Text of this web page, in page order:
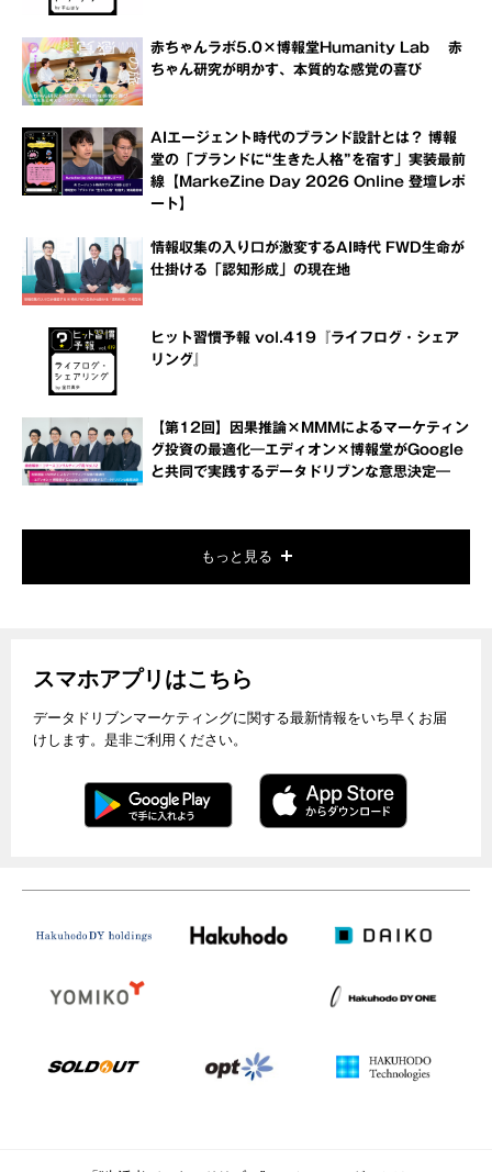
赤ちゃんラボ5.0×博報堂Humanity Lab 赤
ちゃん研究が明かす、本質的な感覚の喜び
AIエージェント時代のブランド設計とは？ 博報
堂の「ブランドに“生きた人格”を宿す」実装最前
線【MarkeZine Day 2026 Online 登壇レポ
ート】
情報収集の入り口が激変するAI時代 FWD生命が
仕掛ける「認知形成」の現在地
ヒット習慣予報 vol.419『ライフログ・シェア
リング』
【第12回】因果推論×MMMによるマーケティン
グ投資の最適化―エディオン×博報堂がGoogle
と共同で実践するデータドリブンな意思決定―
もっと見る
スマホアプリはこちら
データドリブンマーケティングに関する最新情報をいち早くお届
けします。是非ご利用ください。